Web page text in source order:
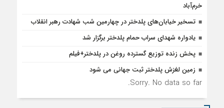
خرم‌آباد
تسخیر خیابان‌های پلدختر در چهارمین شب شهادت رهبر انقلاب
یادواره شهدای سراب حمام پلدختر برگزار شد
پخش زنده توزیع گسترده روغن در پلدختر+فیلم
زمین لغزش پلدختر ثبت جهانی می شود
Sorry. No data so far.